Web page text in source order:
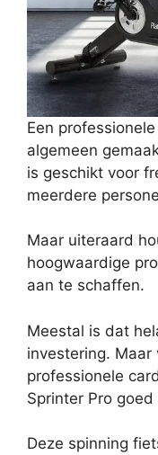
Een
algemeen
is geschikt voor
meerdere
Maar uiteraard
hoogwaardige
aan te schaffen.
Meestal is dat
investering.
professionele
Sprinter Pro
Deze spinning